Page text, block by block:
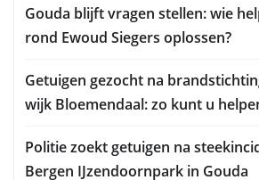
Gouda blijft vragen stellen: wie
rond Ewoud Siegers oplossen?
Getuigen gezocht na
wijk Bloemendaal: zo kunt u
Politie zoekt getuigen na
Bergen IJzendoornpark in Gouda